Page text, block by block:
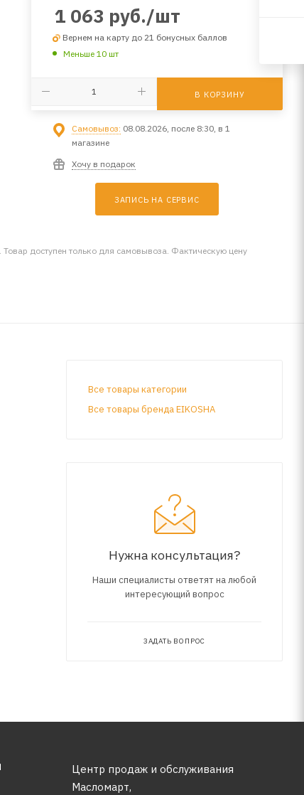
1 063 руб./шт
Вернем на карту до 21 бонусных баллов
Меньше 10 шт
В КОРЗИНУ
Самовывоз: 08.08.2026, после 8:30, в 1
магазине
Хочу в подарок
ЗАПИСЬ НА СЕРВИС
доступен только для самовывоза. Фактическую цену
Все товары категории
Все товары бренда EIKOSHA
Нужна консультация?
Наши специалисты ответят на любой
интересующий вопрос
ЗАДАТЬ ВОПРОС
Центр продаж и обслуживания
Масломарт,